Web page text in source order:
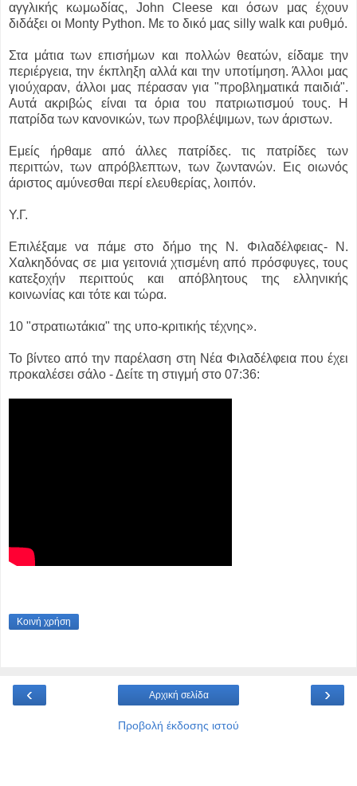
αγγλικής κωμωδίας, John Cleese και όσων μας έχουν
διδάξει οι Monty Python. Με το δικό μας silly walk και ρυθμό.
Στα μάτια των επισήμων και πολλών θεατών, είδαμε την
περιέργεια, την έκπληξη αλλά και την υποτίμηση. Άλλοι μας
γιούχαραν, άλλοι μας πέρασαν για "προβληματικά παιδιά".
Αυτά ακριβώς είναι τα όρια του πατριωτισμού τους. Η
πατρίδα των κανονικών, των προβλέψιμων, των άριστων.
Εμείς ήρθαμε από άλλες πατρίδες. τις πατρίδες των
περιττών, των απρόβλεπτων, των ζωντανών. Εις οιωνός
άριστος αμύνεσθαι περί ελευθερίας, λοιπόν.
Υ.Γ.
Επιλέξαμε να πάμε στο δήμο της Ν. Φιλαδέλφειας- Ν.
Χαλκηδόνας σε μια γειτονιά χτισμένη από πρόσφυγες, τους
κατεξοχήν περιττούς και απόβλητους της ελληνικής
κοινωνίας και τότε και τώρα.
10 "στρατιωτάκια" της υπο-κριτικής τέχνης».
Το βίντεο από την παρέλαση στη Νέα Φιλαδέλφεια που έχει
προκαλέσει σάλο - Δείτε τη στιγμή στο 07:36:
Κοινή χρήση
‹ ›
Αρχική σελίδα
Προβολή έκδοσης ιστού